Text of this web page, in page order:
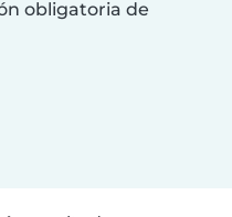
obligatoria de